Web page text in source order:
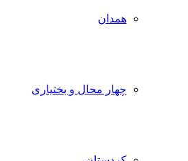
همدان
چهار محال و بختیاری